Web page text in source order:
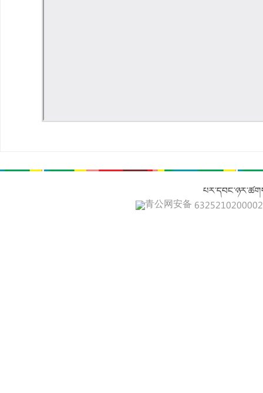
青公网安备